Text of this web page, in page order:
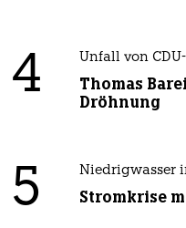
4 Unfall von
Thomas
Dröhnung
5 Niedrigwasser
Stromkrise